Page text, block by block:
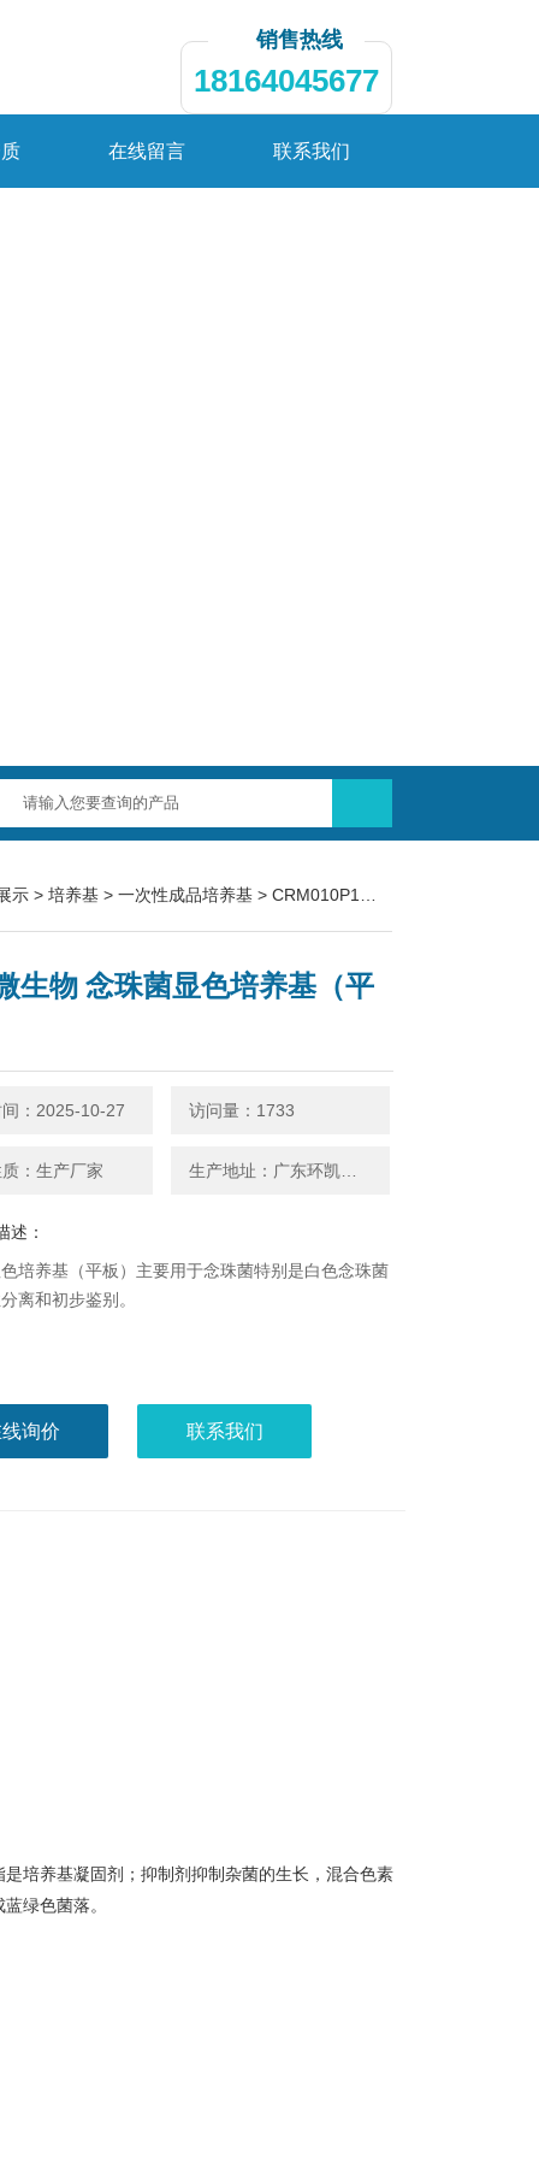
销售热线
18164045677
在线留言 联系我们
示 > 培养基 > 一次性成品培养基 > CRM010P1环凯微生物 念珠菌显色培养基（平板）
生物 念珠菌显色培养基（平
：2025-10-27 访问量：1733
：生产厂家
述：
培养基（平板）主要用于念珠菌特别是白色念珠菌
离和初步鉴别。
询价 联系我们
培养基凝固剂；抑制剂抑制杂菌的生长，混合色素
绿色菌落。